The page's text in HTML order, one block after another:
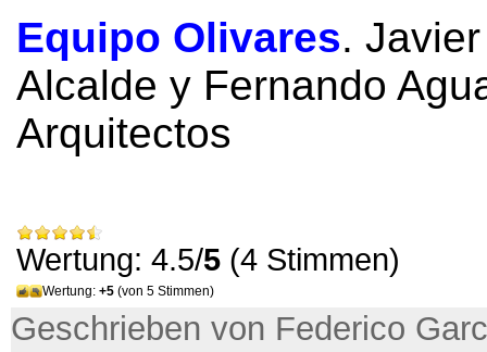
Equipo Olivares.
Alcalde y Fernando
Arquitectos
Wertung: 4.5/5 (4 Stimmen)
Wertung: +5 (von 5 Stimmen)
Geschrieben von Federico